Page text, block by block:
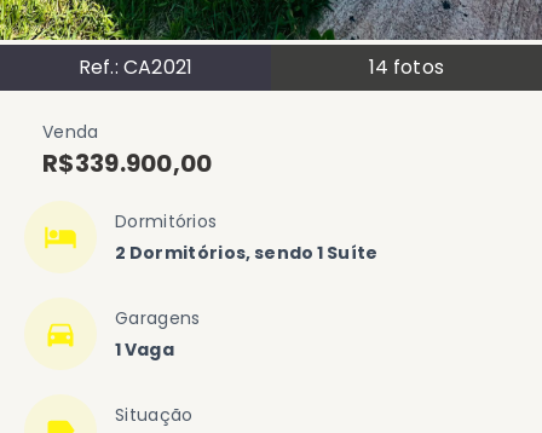
Ref.: CA2021 14 fotos
Venda
R$339.900,00
Dormitórios
2 Dormitórios, sendo 1 Suíte
Garagens
1 Vaga
Situação